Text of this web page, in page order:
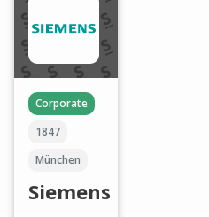
Corporate
1847
München
Siemens